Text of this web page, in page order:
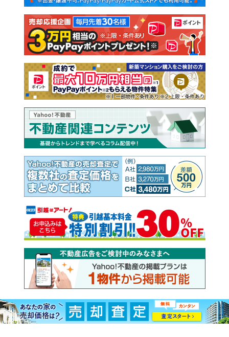
注文住宅 土地
売却査定